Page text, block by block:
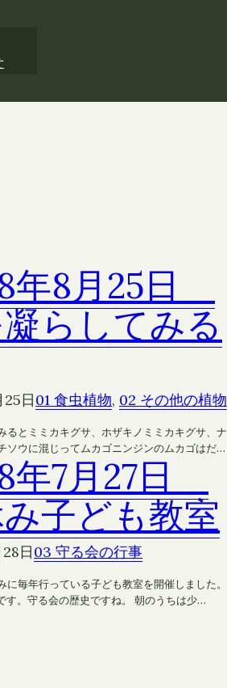
年8月25日
らしてみる
日01 食虫植物, 02 その他の植物
るとミミカキグサ、ホザキノミミカキグサ、ナ
ソウに混じってムカゴニンジンのムカゴはだ…
年7月27日
子ども教室
日03 守る会の行事
に毎年行っている子ども教室を開催しました。
す。守る会の歴史ですね。 朝のうちは少…